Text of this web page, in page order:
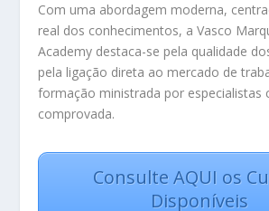
Com uma abordagem moderna,
real dos conhecimentos, a Vasco
Academy destaca-se pela qualidade
pela ligação direta ao mercado de
formação ministrada por especialistas
comprovada.
Consulte AQUI os
Disponíveis